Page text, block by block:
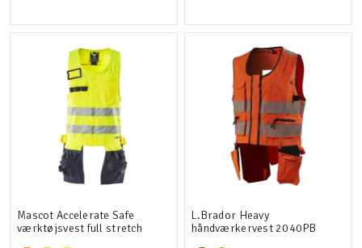
Mascot Accelerate Safe
værktøjsvest full stretch
L.Brador Heavy
håndværkervest 2040PB